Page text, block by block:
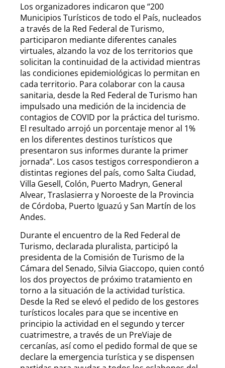
Los organizadores indicaron que “200
Municipios Turísticos de todo el País, nucleados
a través de la Red Federal de Turismo,
participaron mediante diferentes canales
virtuales, alzando la voz de los territorios que
solicitan la continuidad de la actividad mientras
las condiciones epidemiológicas lo permitan en
cada territorio. Para colaborar con la causa
sanitaria, desde la Red Federal de Turismo han
impulsado una medición de la incidencia de
contagios de COVID por la práctica del turismo.
El resultado arrojó un porcentaje menor al 1%
en los diferentes destinos turísticos que
presentaron sus informes durante la primer
jornada”. Los casos testigos correspondieron a
distintas regiones del país, como Salta Ciudad,
Villa Gesell, Colón, Puerto Madryn, General
Alvear, Traslasierra y Noroeste de la Provincia
de Córdoba, Puerto Iguazú y San Martín de los
Andes.
Durante el encuentro de la Red Federal de
Turismo, declarada pluralista, participó la
presidenta de la Comisión de Turismo de la
Cámara del Senado, Silvia Giaccopo, quien contó
los dos proyectos de próximo tratamiento en
torno a la situación de la actividad turística.
Desde la Red se elevó el pedido de los gestores
turísticos locales para que se incentive en
principio la actividad en el segundo y tercer
cuatrimestre, a través de un PreViaje de
cercanías, así como el pedido formal de que se
declare la emergencia turística y se dispensen